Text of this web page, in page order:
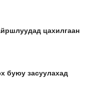
цахилгаан
буюу засуулахад